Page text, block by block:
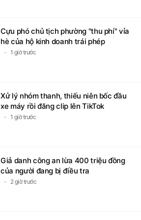
Cựu phó chủ tịch phường "thu phí" vỉa
hè của hộ kinh doanh trái phép
1 giờ trước
Xử lý nhóm thanh, thiếu niên bốc đầu
xe máy rồi đăng clip lên TikTok
1 giờ trước
Giả danh công an lừa 400 triệu đồng
của người đang bị điều tra
2 giờ trước